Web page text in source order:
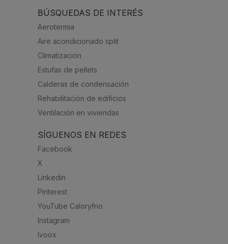
BÚSQUEDAS DE INTERÉS
Aerotermia
Aire acondicionado split
Climatización
Estufas de pellets
Calderas de condensación
Rehabilitación de edificios
Ventilación en viviendas
SÍGUENOS EN REDES
Facebook
X
Linkedin
Pinterest
YouTube Caloryfrio
Instagram
Ivoox